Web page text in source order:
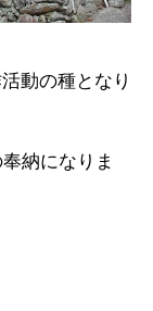
動の種となり
納になりま